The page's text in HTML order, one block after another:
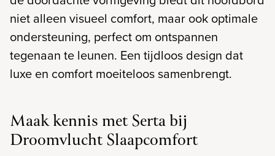
niet alleen visueel comfort, maar ook optimale
ondersteuning, perfect om ontspannen
tegenaan te leunen. Een tijdloos design dat
luxe en comfort moeiteloos samenbrengt.
Maak kennis met Serta bij
Droomvlucht Slaapcomfort